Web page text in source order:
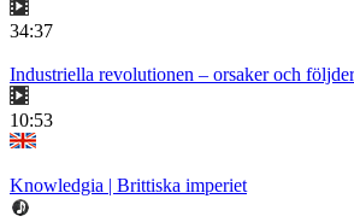
34:37
Industriella revolutionen – orsaker och följder
10:53
Knowledgia | Brittiska imperiet